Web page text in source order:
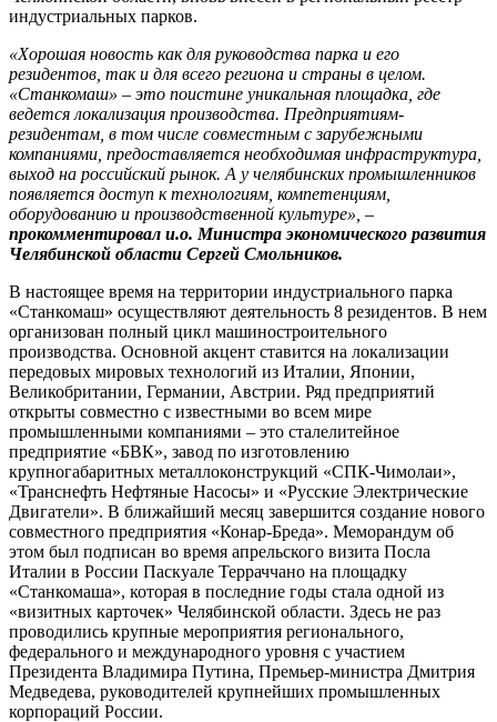
индустриальных парков.
«Хорошая новость как для руководства парка и его
резидентов, так и для всего региона и страны в целом.
«Станкомаш» – это поистине уникальная площадка, где
ведется локализация производства. Предприятиям-
резидентам, в том числе совместным с зарубежными
компаниями, предоставляется необходимая инфраструктура,
выход на российский рынок. А у челябинских промышленников
появляется доступ к технологиям, компетенциям,
оборудованию и производственной культуре», –
прокомментировал и.о. Министра экономического развития
Челябинской области Сергей Смольников.
В настоящее время на территории индустриального парка
«Станкомаш» осуществляют деятельность 8 резидентов. В нем
организован полный цикл машиностроительного
производства. Основной акцент ставится на локализации
передовых мировых технологий из Италии, Японии,
Великобритании, Германии, Австрии. Ряд предприятий
открыты совместно с известными во всем мире
промышленными компаниями – это сталелитейное
предприятие «БВК», завод по изготовлению
крупногабаритных металлоконструкций «СПК-Чимолаи»,
«Транснефть Нефтяные Насосы» и «Русские Электрические
Двигатели». В ближайший месяц завершится создание нового
совместного предприятия «Конар-Бреда». Меморандум об
этом был подписан во время апрельского визита Посла
Италии в России Паскуале Терраччано на площадку
«Станкомаша», которая в последние годы стала одной из
«визитных карточек» Челябинской области. Здесь не раз
проводились крупные мероприятия регионального,
федерального и международного уровня с участием
Президента Владимира Путина, Премьер-министра Дмитрия
Медведева, руководителей крупнейших промышленных
корпораций России.